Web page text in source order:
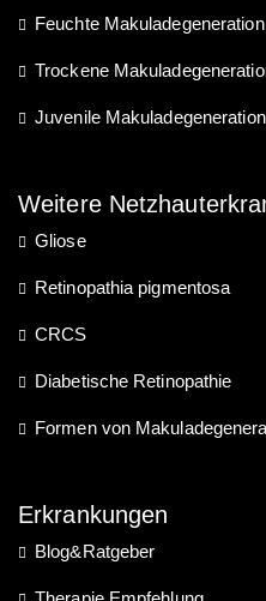
Feuchte Makuladegeneration
Trockene
Juvenile Makuladegeneration
Weitere
Gliose
Retinopathia pigmentosa
CRCS
Diabetische Retinopathie
Formen von
Erkrankungen
Blog&Ratgeber